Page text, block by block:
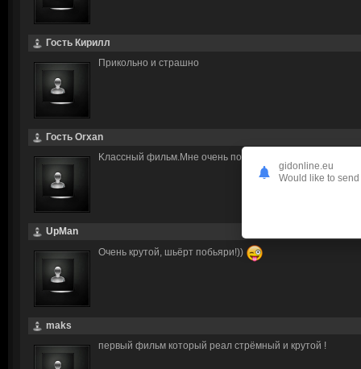
Гость Кирилл
Прикольно и страшно
Гость Orxan
Kлассный фильм.Mне очень понравился
UpMan
Очень крутой, шьёрт побьяри!))
maks
первый фильм который реал стрёмный и крутой !
gidonline.eu
Would like to